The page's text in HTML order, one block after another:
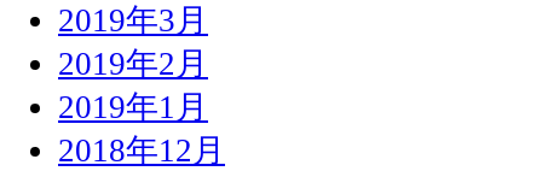
2019年3月
2019年2月
2019年1月
2018年12月